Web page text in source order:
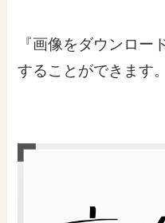
『画像をダウンロー
することができます。